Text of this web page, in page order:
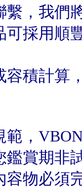
繫，我們
可採用順
容積計
範，
鑑賞期非
容物必須